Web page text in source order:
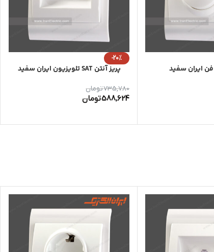
فن ایران سفید
-20%
پریز آنتن SAT تلویزیون ایران سفید
735,780تومان
588,624تومان